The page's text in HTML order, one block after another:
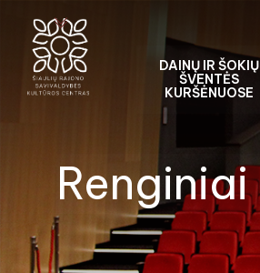
DAINŲ IR ŠOKIŲ
ŠVENTĖS
KURŠĖNUOSE
Renginiai